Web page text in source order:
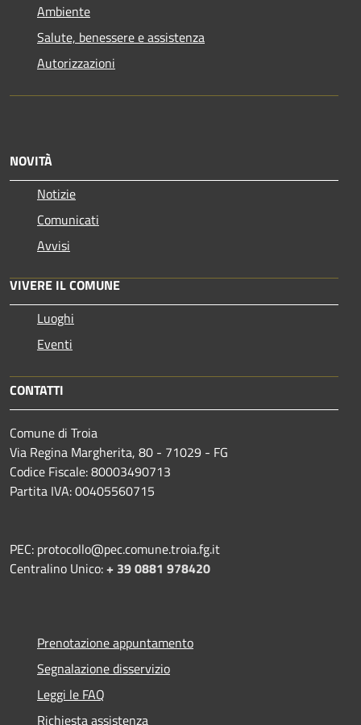
Ambiente
Salute, benessere e assistenza
Autorizzazioni
NOVITÀ
Notizie
Comunicati
Avvisi
VIVERE IL COMUNE
Luoghi
Eventi
CONTATTI
Comune di Troia
Via Regina Margherita, 80 - 71029 - FG
Codice Fiscale: 80003490713
Partita IVA: 00405560715
PEC: protocollo@pec.comune.troia.fg.it
Centralino Unico:+ 39 0881 978420
Prenotazione appuntamento
Segnalazione disservizio
Leggi le FAQ
Richiesta assistenza